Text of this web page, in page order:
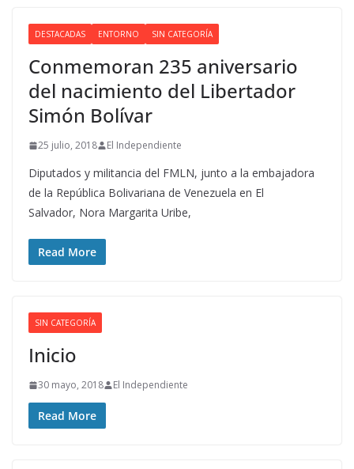
DESTACADAS ENTORNO SIN CATEGORÍA
Conmemoran 235 aniversario
del nacimiento del Libertador
Simón Bolívar
25 julio, 2018 El Independiente
Diputados y militancia del FMLN, junto a la embajadora
de la República Bolivariana de Venezuela en El
Salvador, Nora Margarita Uribe,
Read More
SIN CATEGORÍA
Inicio
30 mayo, 2018 El Independiente
Read More